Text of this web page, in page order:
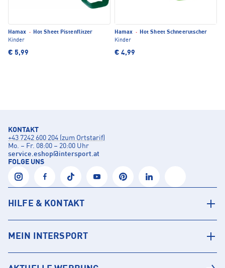
Hamax · Hot Sheet Pistenflitzer
Kinder
€ 5,99
Hamax · Hot Sheet Schneerutscher
Kinder
€ 4,99
KONTAKT
+43 7242 600 204 (zum Ortstarif)
Mo. – Fr. 08:00 – 20:00 Uhr
service.eshop@intersport.at
FOLGE UNS
HILFE & KONTAKT
MEIN INTERSPORT